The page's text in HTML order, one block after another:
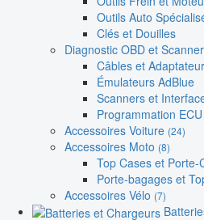
Outils Auto
Clés et Douilles
Diagnostic OBD et
Câbles et
Émulateurs AdBlue
Scanners et
Programmation
Accessoires Voiture (24)
Accessoires Moto (8)
Top Cases et Porte-
Porte-bagages et
Accessoires Vélo (7)